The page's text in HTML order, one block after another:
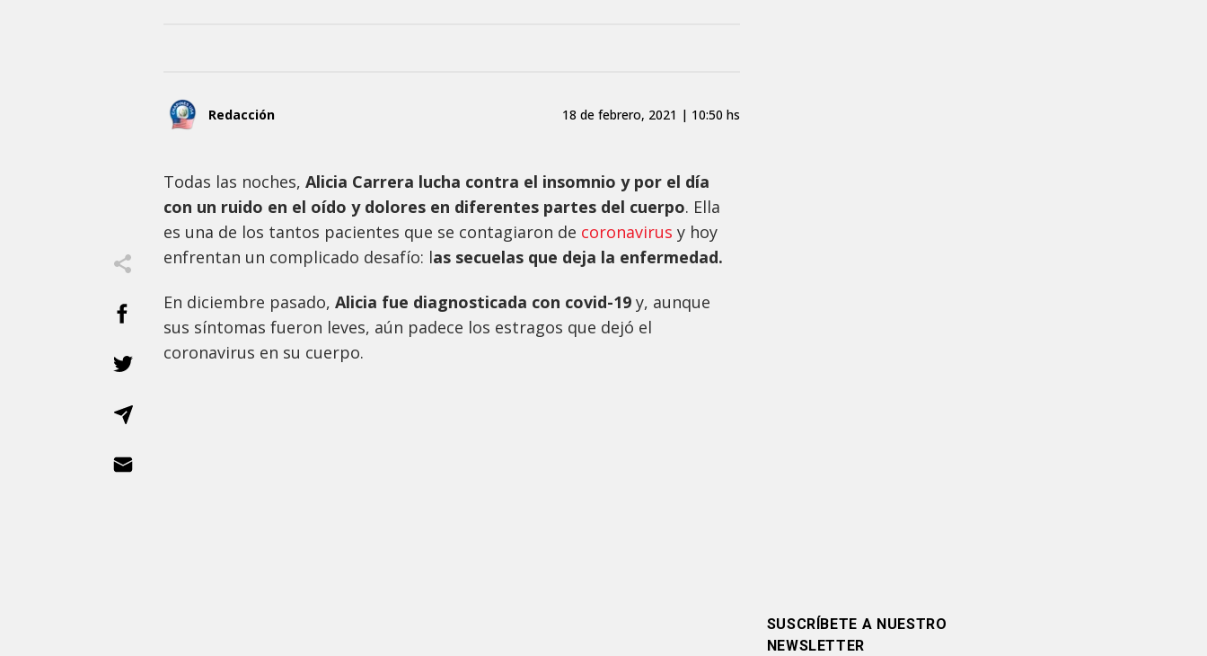
Redacción 18 de febrero, 2021 | 10:50 hs
Todas las noches, Alicia Carrera lucha contra el insomnio y por el día
con un ruido en el oído y dolores en diferentes partes del cuerpo. Ella
es una de los tantos pacientes que se contagiaron de coronavirus y hoy
enfrentan un complicado desafío: las secuelas que deja la enfermedad.
En diciembre pasado, Alicia fue diagnosticada con covid-19 y, aunque
sus síntomas fueron leves, aún padece los estragos que dejó el
coronavirus en su cuerpo.
SUSCRÍBETE A NUESTRO
NEWSLETTER